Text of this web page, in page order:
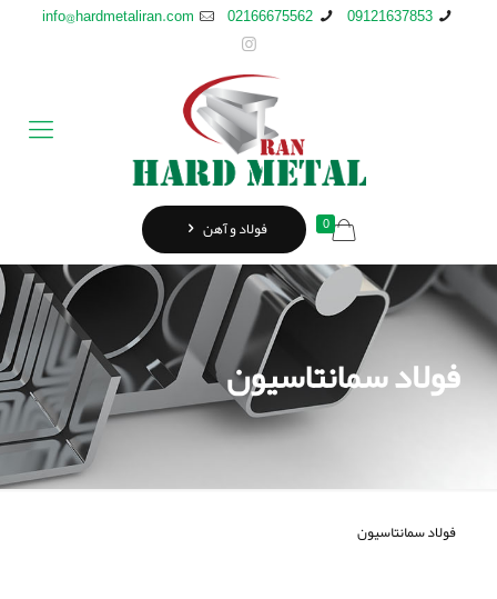
09121637853
02166675562
info@hardmetaliran.com
0 فولاد و آهن
فولاد سمانتاسیون
فولاد سمانتاسیون